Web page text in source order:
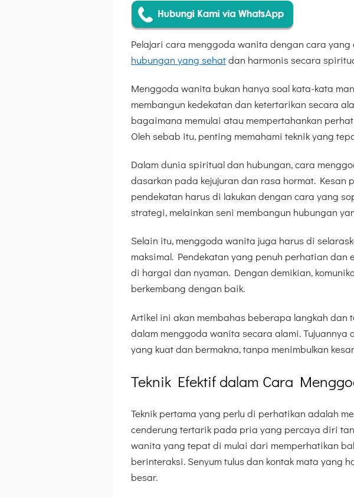
Pelajari cara menggoda wanita dengan cara
hubungan yang sehatdan harmonis secara
Menggoda wanita bukan hanya soal kata-kata
membangun kedekatan dan ketertarikan secara
bagaimana memulai atau mempertahankan
Oleh sebab itu, penting memahami teknik yang
Dalam dunia spiritual dan hubungan, cara
dasarkan pada kejujuran dan rasa hormat. Kesan
pendekatan harus di lakukan dengan cara yang
strategi, melainkan seni membangun hubungan
Selain itu, menggoda wanita juga harus di
maksimal. Pendekatan yang penuh perhatian
di hargai dan nyaman. Dengan demikian,
berkembang dengan baik.
Artikel ini akan membahas beberapa langkah dan
dalam menggoda wanita secara alami. Tujuannya
yang kuat dan bermakna, tanpa menimbulkan
Teknik Efektif dalam Cara
Teknik pertama yang perlu di perhatikan adalah
cenderung tertarik pada pria yang percaya diri
wanita yang tepat di mulai dari memperhatikan
berinteraksi. Senyum tulus dan kontak mata yang
besar.